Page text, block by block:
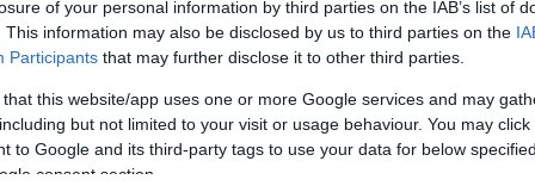
of your personal information by third parties on the IAB’s list of
This information may also be disclosed by us to third parties on the
Participants that may further disclose it to other third parties.
that this website/app uses one or more Google services and may
but not limited to your visit or usage behaviour. You may
to Google and its third-party tags to use your data for below
consent section.
του Ταμείου Ανάκαμψης, ο υπουργός
κρατικά ταμεία, την αύξηση των
και τα νέα Ταμεία που θα έρθουν
17:55
17:15